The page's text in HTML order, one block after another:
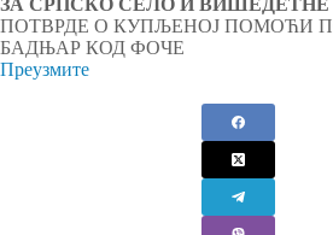
ЗА СРПСКО СЕЛО И ВИШЕДЕТНЕ
ПОТВРДЕ О КУПЉЕНОЈ ПОМОЋИ
БАДЊАР КОД ФОЧЕ
Преузмите